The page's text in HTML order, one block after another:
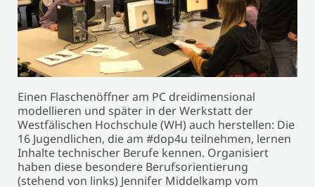
Einen Flaschenöffner am PC dreidimensional
modellieren und später in der Werkstatt der
Westfälischen Hochschule (WH) auch herstellen: Die
16 Jugendlichen, die am #dop4u teilnehmen, lernen
Inhalte technischer Berufe kennen. Organisiert
haben diese besondere Berufsorientierung
(stehend von links) Jennifer Middelkamp vom